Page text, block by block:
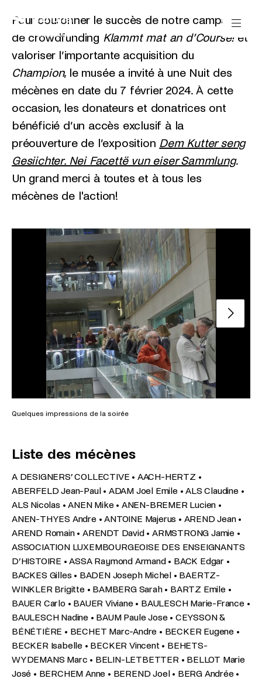
Pour couronner le succès de notre campagne
de crowdfunding Klammt mat an d’Course!et
valoriser l’importante acquisition du
Champion, le musée a invité à une Nuit des
mécènes en date du 7 février 2024. À cette
occasion, les donateurs et donatrices ont
bénéficié d’un accès exclusif à la
préouverture de l’exposition Dem Kutter seng
Gesiichter. Nei Facettë vun eiser Sammlung.
Un grand merci à toutes et à tous les
mécènes de l'action!
Quelques impressions de la soirée
Slide
Liste des mécènes
A DESIGNERS’ COLLECTIVE • AACH-HERTZ •
ABERFELD Jean-Paul • ADAM Joel Emile • ALS Claudine •
ALS Nicolas • ANEN Mike • ANEN-BREMER Lucien •
ANEN-THYES Andre • ANTOINE Majerus • AREND Jean •
AREND Romain • ARENDT David • ARMSTRONG Jamie •
ASSOCIATION LUXEMBOURGEOISE DES ENSEIGNANTS
D’HISTOIRE • ASSA Raymond Armand • BACK Edgar •
BACKES Gilles • BADEN Joseph Michel • BAERTZ-
WINKLER Brigitte • BAMBERG Sarah • BARTZ Emile •
BAUER Carlo • BAUER Viviane • BAULESCH Marie-France •
BAULESCH Nadine • BAUM Paule Jose • CEYSSON &
BÉNÉTIÈRE • BECHET Marc-Andre • BECKER Eugene •
BECKER Isabelle • BECKER Vincent • BEHETS-
WYDEMANS Marc • BELIN-LETBETTER • BELLOT Marie
José • BERCHEM Anne • BEREND Joel • BERG Andrée •